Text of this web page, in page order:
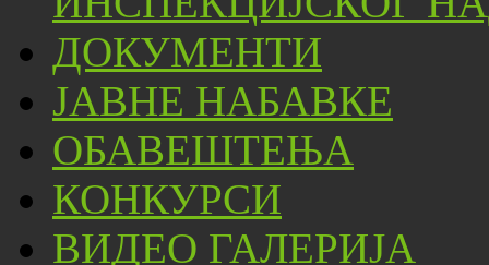
ДОКУМЕНТИ
ЈАВНЕ НАБАВКЕ
ОБАВЕШТЕЊА
КОНКУРСИ
ВИДЕО ГАЛЕРИЈА